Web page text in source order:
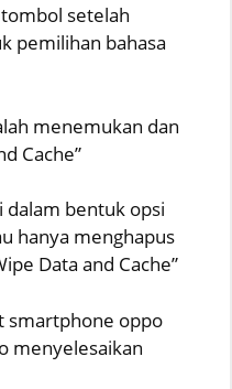
setelah
pemilihan bahasa
menemukan dan
Cache”
dalam bentuk opsi
hanya menghapus
Data and Cache”
smartphone oppo
menyelesaikan